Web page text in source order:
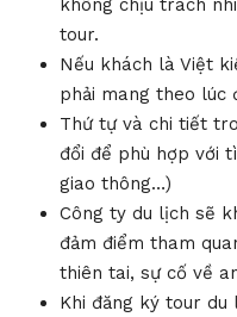
không chịu trách
tour.
Nếu khách là Việt
phải mang theo lúc
Thứ tự và chi tiết
đổi để phù hợp với
giao thông…)
Công ty du lịch sẽ
đảm điểm tham
thiên tai, sự cố về
Khi đăng ký tour du